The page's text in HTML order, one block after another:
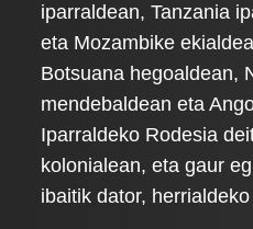
iparraldean, Tanzania
eta Mozambike
Botsuana hegoaldean,
mendebaldean eta
Iparraldeko Rodesia
kolonialean, eta gaur
ibaitik dator,